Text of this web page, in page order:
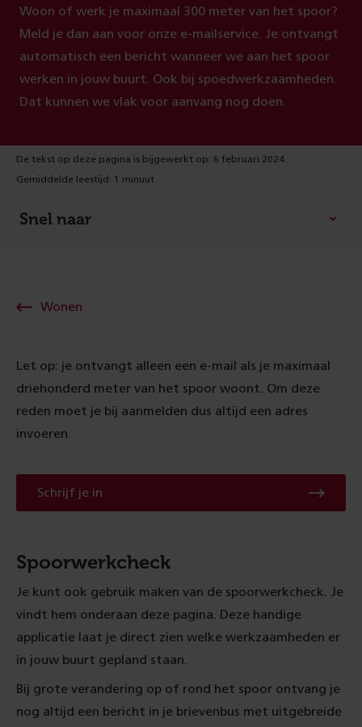
Woon of werk je maximaal 300 meter van het spoor?
Meld je dan aan voor onze e-mailservice. Je ontvangt
automatisch een bericht wanneer we aan het spoor
werken in jouw buurt. Ook bij spoedwerkzaamheden.
Dat kunnen we vlak voor aanvang nog doen.
De tekst op deze pagina is bijgewerkt op: 6 februari 2024.
Gemiddelde leestijd: 1 minuut
Snel naar
Wonen
Let op: je ontvangt alleen een e-mail als je maximaal
driehonderd meter van het spoor woont. Om deze
reden moet je bij aanmelden dus altijd een adres
invoeren.
Schrijf je in
Spoorwerkcheck
Je kunt ook gebruik maken van de spoorwerkcheck. Je
vindt hem onderaan deze pagina. Deze handige
applicatie laat je direct zien welke werkzaamheden er
in jouw buurt gepland staan.
Bij grote verandering op of rond het spoor ontvang je
nog altijd een bericht in je brievenbus met uitgebreide